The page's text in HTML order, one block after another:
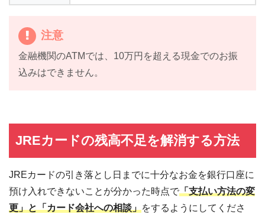
注意
金融機関のATMでは、10万円を超える現金でのお振
込みはできません。
JREカードの残高不足を解消する方法
JREカードの引き落とし日までに十分なお金を銀行口座に
預け入れできないことが分かった時点で「支払い方法の変
更」と「カード会社への相談」をするようにしてくださ